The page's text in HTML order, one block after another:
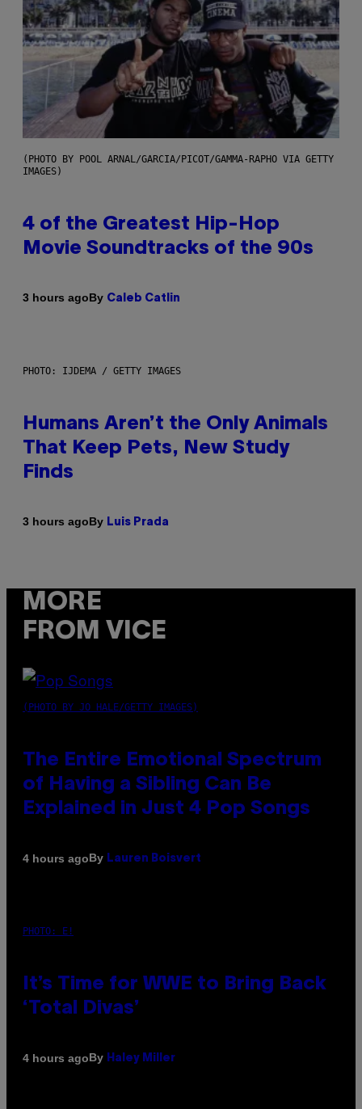
(PHOTO BY POOL ARNAL/GARCIA/PICOT/GAMMA-RAPHO VIA GETTY
IMAGES)
4 of the Greatest Hip-Hop
Movie Soundtracks of the 90s
3 hours agoBy Caleb Catlin
PHOTO: IJDEMA / GETTY IMAGES
Humans Aren’t the Only Animals
That Keep Pets, New Study
Finds
3 hours agoBy Luis Prada
MORE
FROM VICE
(PHOTO BY JO HALE/GETTY IMAGES)
The Entire Emotional Spectrum
of Having a Sibling Can Be
Explained in Just 4 Pop Songs
4 hours agoBy Lauren Boisvert
PHOTO: E!
It’s Time for WWE to Bring Back
‘Total Divas’
4 hours agoBy Haley Miller